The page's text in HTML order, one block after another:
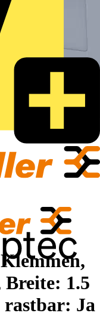
1.5
rastbar: Ja